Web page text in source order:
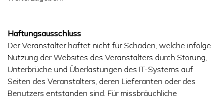
Haftungsausschluss
Der Veranstalter haftet nicht für Schäden, welche infolge
Nutzung der Websites des Veranstalters durch Störung,
Unterbrüche und Überlastungen des IT-Systems auf
Seiten des Veranstalters, deren Lieferanten oder des
Benutzers entstanden sind. Für missbräuchliche